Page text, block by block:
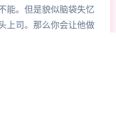
能。但是貌似脑袋失忆
上司。那么你会让他做